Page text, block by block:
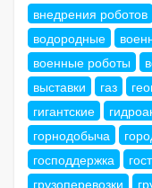
внедрения роботов
водородные
военные роботы
выставки
газ
гигантские
горнодобыча
господдержка
грузоперевозки